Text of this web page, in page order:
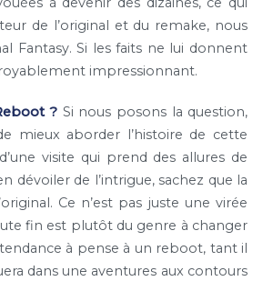
de l’original et du remake, nous
Fantasy. Si les faits ne lui donnent
impressionnant.
? Si nous posons la question,
mieux aborder l’histoire de cette
visite qui prend des allures de
dévoiler de l’intrigue, sachez que la
Ce n’est pas juste une virée
fin est plutôt du genre à changer
à pense à un reboot, tant il
dans une aventures aux contours